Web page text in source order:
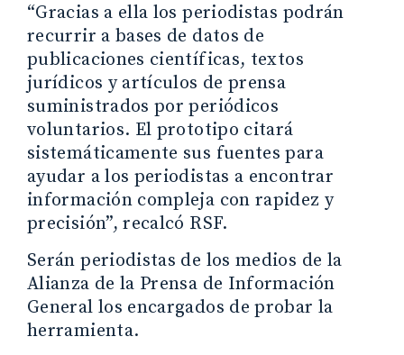
“Gracias a ella los periodistas podrán
recurrir a bases de datos de
publicaciones científicas, textos
jurídicos y artículos de prensa
suministrados por periódicos
voluntarios. El prototipo citará
sistemáticamente sus fuentes para
ayudar a los periodistas a encontrar
información compleja con rapidez y
precisión”, recalcó RSF.
Serán periodistas de los medios de la
Alianza de la Prensa de Información
General los encargados de probar la
herramienta.